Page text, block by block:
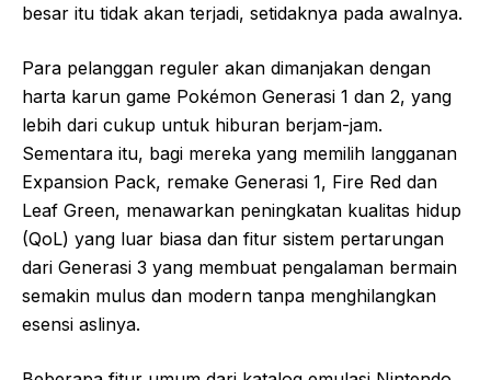
besar itu tidak akan terjadi, setidaknya pada awalnya.
Para pelanggan reguler akan dimanjakan dengan
harta karun game Pokémon Generasi 1 dan 2, yang
lebih dari cukup untuk hiburan berjam-jam.
Sementara itu, bagi mereka yang memilih langganan
Expansion Pack, remake Generasi 1, Fire Red dan
Leaf Green, menawarkan peningkatan kualitas hidup
(QoL) yang luar biasa dan fitur sistem pertarungan
dari Generasi 3 yang membuat pengalaman bermain
semakin mulus dan modern tanpa menghilangkan
esensi aslinya.